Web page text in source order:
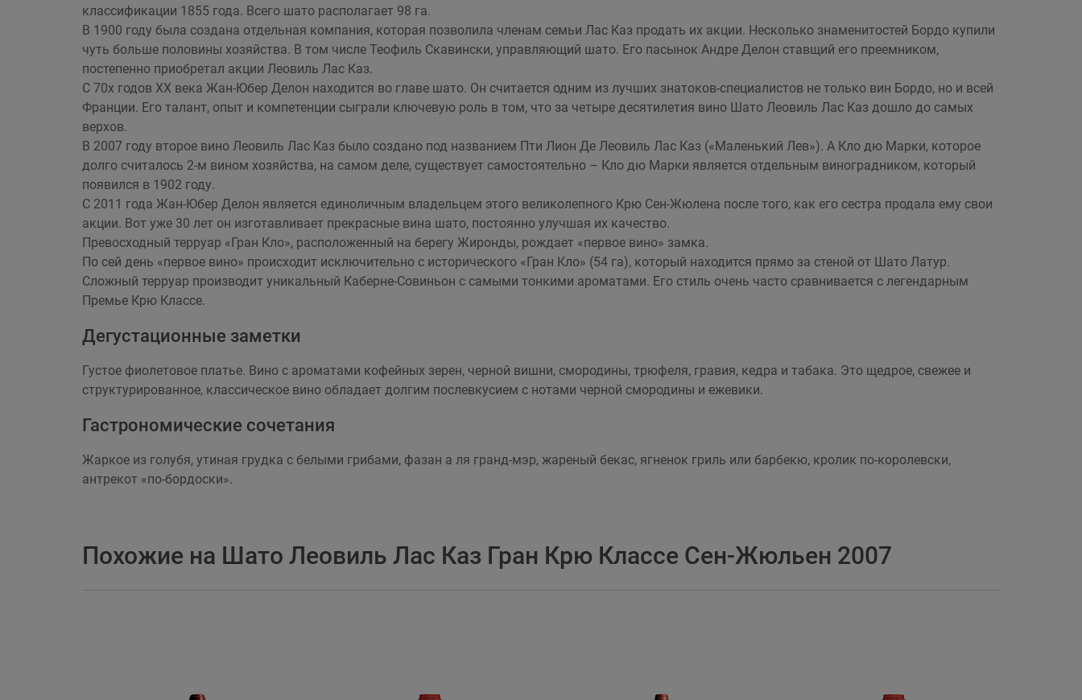
классификации 1855 года. Всего шато располагает 98 га.
В 1900 году была создана отдельная компания, которая позволила членам семьи Лас Каз продать их акции. Несколько знаменитостей Бордо купили
чуть больше половины хозяйства. В том числе Теофиль Скавински, управляющий шато. Его пасынок Андре Делон ставщий его преемником,
постепенно приобретал акции Леовиль Лас Каз.
С 70х годов ХХ века Жан-Юбер Делон находится во главе шато. Он считается одним из лучших знатоков-специалистов не только вин Бордо, но и всей
Франции. Его талант, опыт и компетенции сыграли ключевую роль в том, что за четыре десятилетия вино Шато Леовиль Лас Каз дошло до самых
верхов.
В 2007 году второе вино Леовиль Лас Каз было создано под названием Пти Лион Де Леовиль Лас Каз («Маленький Лев»). А Кло дю Марки, которое
долго считалось 2-м вином хозяйства, на самом деле, существует самостоятельно – Кло дю Марки является отдельным виноградником, который
появился в 1902 году.
С 2011 года Жан-Юбер Делон является единоличным владельцем этого великолепного Крю Сен-Жюлена после того, как его сестра продала ему свои
акции. Вот уже 30 лет он изготавливает прекрасные вина шато, постоянно улучшая их качество.
Превосходный терруар «Гран Кло», расположенный на берегу Жиронды, рождает «первое вино» замка.
По сей день «первое вино» происходит исключительно с исторического «Гран Кло» (54 га), который находится прямо за стеной от Шато Латур.
Сложный терруар производит уникальный Каберне-Совиньон с самыми тонкими ароматами. Его стиль очень часто сравнивается с легендарным
Премье Крю Классе.
Дегустационные заметки
Густое фиолетовое платье. Вино с ароматами кофейных зерен, черной вишни, смородины, трюфеля, гравия, кедра и табака. Это щедрое, свежее и
структурированное, классическое вино обладает долгим послевкусием с нотами черной смородины и ежевики.
Гастрономические сочетания
Жаркое из голубя, утиная грудка с белыми грибами, фазан а ля гранд-мэр, жареный бекас, ягненок гриль или барбекю, кролик по-королевски,
антрекот «по-бордоски».
Похожие на Шато Леовиль Лас Каз Гран Крю Классе Сен-Жюльен 2007